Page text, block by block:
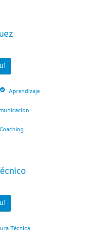
Aprendizaje
Coaching
Técnica